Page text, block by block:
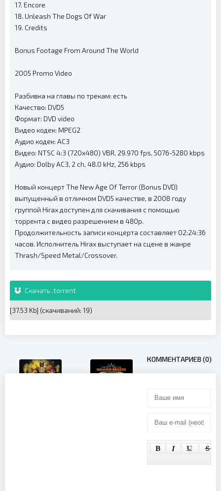
17. Encore
18. Unleash The Dogs Of War
19. Credits
Bonus Footage From Around The World
2005 Promo Video
Разбивка на главы по трекам: есть
Качество: DVD5
Формат: DVD video
Видео кодек: MPEG2
Аудио кодек: AC3
Видео: NTSC 4:3 (720x480) VBR, 29.970 fps, 5076-5280 kbps
Аудио: Dolby AC3, 2 ch, 48.0 kHz, 256 kbps
Новый концерт The New Age Of Terror (Bonus DVD)
выпущенный в отличном DVD5 качестве, в 2008 году
группой Hirax доступен для скачивания с помощью
торрента с видео разрешением в 480p.
Продолжительность записи концерта составляет 02:24:36
часов. Исполнитель Hirax выступает на сцене в жанре
Thrash/Speed Metal/Crossover.
Скачать .torrent
[37.53 Kb] (cкачиваний: 19)
КОММЕНТАРИЕВ (0)